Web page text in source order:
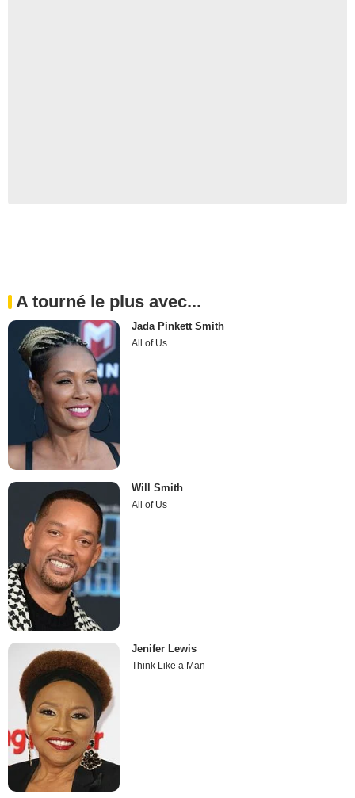
A tourné le plus avec...
Jada Pinkett Smith
All of Us
Will Smith
All of Us
Jenifer Lewis
Think Like a Man